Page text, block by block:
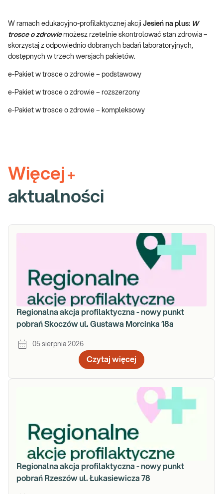
W ramach edukacyjno-profilaktycznej akcji Jesień na plus: W
trosce o zdrowiemożesz rzetelnie skontrolować stan zdrowia –
skorzystaj z odpowiednio dobranych badań laboratoryjnych,
dostępnych w trzech wersjach pakietów.
e-Pakiet w trosce o zdrowie – podstawowy
e-Pakiet w trosce o zdrowie – rozszerzony
e-Pakiet w trosce o zdrowie – kompleksowy
Więcej +
aktualności
Regionalna akcja profilaktyczna - nowy punkt
pobrań Skoczów ul. Gustawa Morcinka 18a
05 sierpnia 2026
Czytaj więcej
Regionalna akcja profilaktyczna - nowy punkt
pobrań Rzeszów ul. Łukasiewicza 78